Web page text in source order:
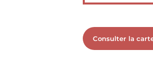
Consulter la